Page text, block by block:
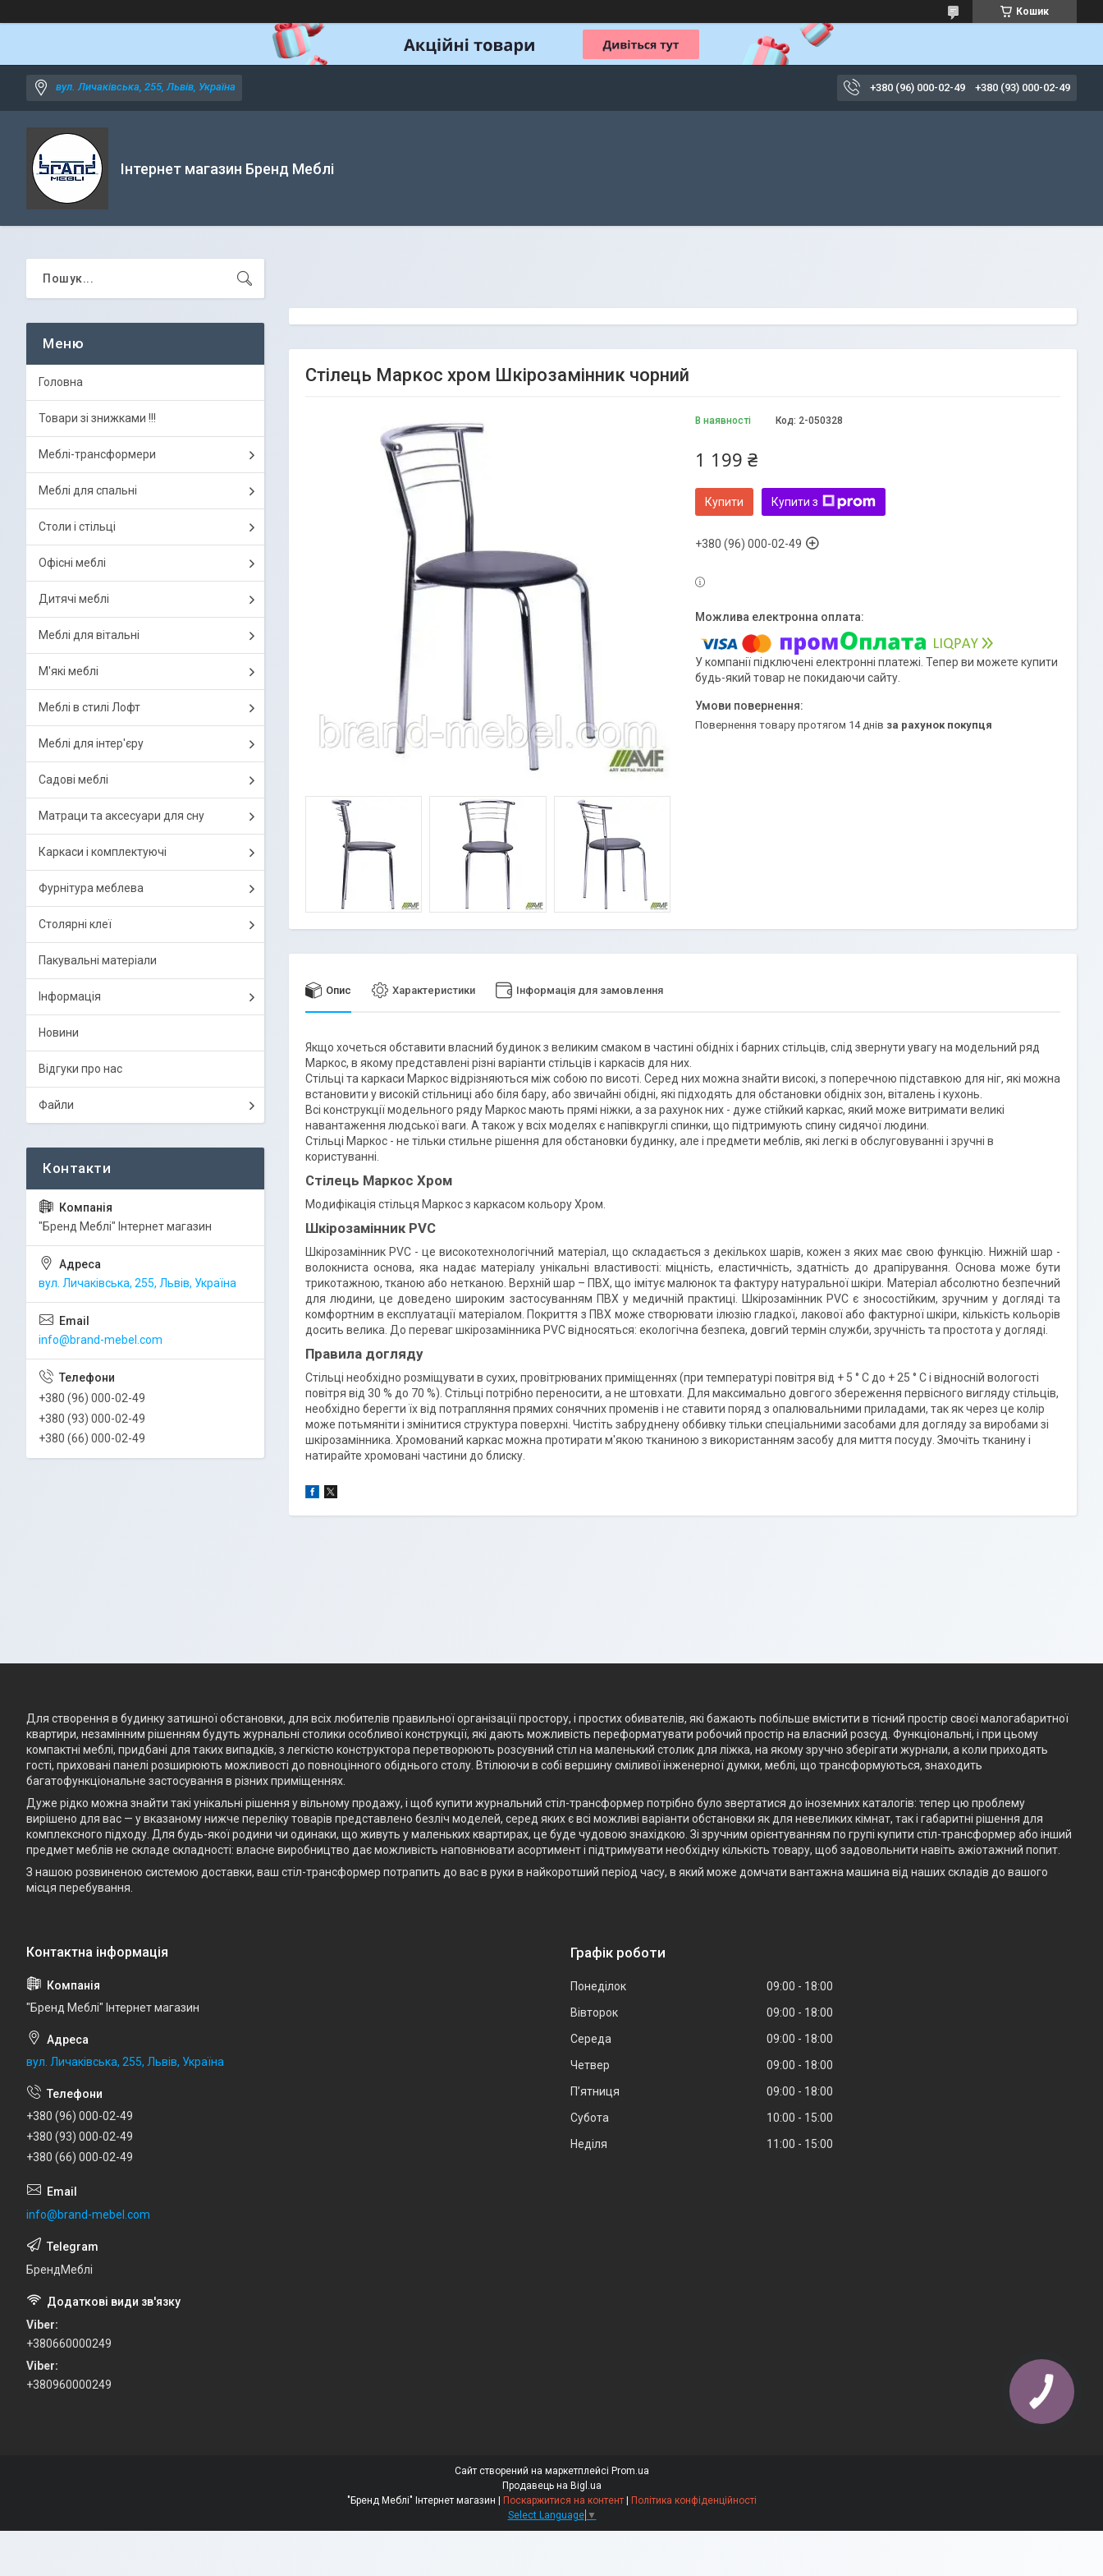
Кошик
вул. Личаківська, 255, Львів, Україна +380 (96) 000-02-49 +380 (93) 000-02-49
Інтернет магазин Бренд Меблі
Стілець Маркос хром Шкірозамінник чорний
В наявності Код: 2-050328
1 199 ₴
Купити Купити з
+380 (96) 000-02-49
У компанії підключені електронні платежі. Тепер ви можете купити
будь-який товар не покидаючи сайту.
повернення товару протягом 14 днів за рахунок покупця
Опис Характеристики Інформація для замовлення
Якщо хочеться обставити власний будинок з великим смаком в частині обідніх і барних стільців, слід звернути увагу на модельний ряд
Маркос, в якому представлені різні варіанти стільців і каркасів для них.
Стільці та каркаси Маркос відрізняються між собою по висоті. Серед них можна знайти високі, з поперечною підставкою для ніг, які можна
встановити у високій стільниці або біля бару, або звичайні обідні, які підходять для обстановки обідніх зон, віталень і кухонь.
Всі конструкції модельного ряду Маркос мають прямі ніжки, а за рахунок них - дуже стійкий каркас, який може витримати великі
навантаження людської ваги. А також у всіх моделях є напівкруглі спинки, що підтримують спину сидячої людини.
Стільці Маркос - не тільки стильне рішення для обстановки будинку, але і предмети меблів, які легкі в обслуговуванні і зручні в
користуванні.
Стілець Маркос Хром
Модифікація стільця Маркос з каркасом кольору Хром.
Шкірозамінник PVC
Шкірозамінник PVC - це високотехнологічний матеріал, що складається з декількох шарів, кожен з яких має свою функцію. Нижній шар -
волокниста основа, яка надає матеріалу унікальні властивості: міцність, еластичність, здатність до драпірування. Основа може бути
трикотажною, тканою або нетканою. Верхній шар – ПВХ, що імітує малюнок та фактуру натуральної шкіри. Матеріал абсолютно безпечний
для людини, це доведено широким застосуванням ПВХ у медичній практиці. Шкірозамінник PVC є зносостійким, зручним у догляді та
комфортним в експлуатації матеріалом. Покриття з ПВХ може створювати ілюзію гладкої, лакової або фактурної шкіри, кількість кольорів
досить велика. До переваг шкірозамінника PVC відносяться: екологічна безпека, довгий термін служби, зручність та простота у догляді.
Правила догляду
Стільці необхідно розміщувати в сухих, провітрюваних приміщеннях (при температурі повітря від + 5 ° C до + 25 ° C і відносній вологості
повітря від 30 % до 70 %). Стільці потрібно переносити, а не штовхати. Для максимально довгого збереження первісного вигляду стільців,
необхідно берегти їх від потрапляння прямих сонячних променів і не ставити поряд з опалювальними приладами, так як через це колір
може потьмяніти і змінитися структура поверхні. Чистіть забруднену оббивку тільки спеціальними засобами для догляду за виробами зі
шкірозамінника. Хромований каркас можна протирати м'якою тканиною з використанням засобу для миття посуду. Змочіть тканину і
натирайте хромовані частини до блиску.
Головна
Товари зі знижками !!!
Меблі-трансформери
Меблі для спальні
Столи і стільці
Офісні меблі
Дитячі меблі
Меблі для вітальні
М'які меблі
Меблі в стилі Лофт
Меблі для інтер'єру
Садові меблі
Матраци та аксесуари для сну
Каркаси і комплектуючі
Фурнітура меблева
Столярні клеї
Пакувальні матеріали
Інформація
Новини
Відгуки про нас
Файли
"Бренд Меблі" Інтернет магазин
вул. Личаківська, 255, Львів, Україна
info@brand-mebel.com
+380 (96) 000-02-49
+380 (93) 000-02-49
+380 (66) 000-02-49
Для створення в будинку затишної обстановки, для всіх любителів правильної організації простору, і простих обивателів, які бажають побільше вмістити в тісний простір своєї малогабаритної
квартири, незамінним рішенням будуть журнальні столики особливої конструкції, які дають можливість переформатувати робочий простір на власний розсуд. Функціональні, і при цьому
компактні меблі, придбані для таких випадків, з легкістю конструктора перетворюють розсувний стіл на маленький столик для ліжка, на якому зручно зберігати журнали, а коли приходять
гості, приховані панелі розширюють можливості до повноцінного обіднього столу. Втілюючи в собі вершину сміливої інженерної думки, меблі, що трансформуються, знаходить
багатофункціональне застосування в різних приміщеннях.
Дуже рідко можна знайти такі унікальні рішення у вільному продажу, і щоб купити журнальний стіл-трансформер потрібно було звертатися до іноземних каталогів: тепер цю проблему
вирішено для вас — у вказаному нижче переліку товарів представлено безліч моделей, серед яких є всі можливі варіанти обстановки як для невеликих кімнат, так і габаритні рішення для
комплексного підходу. Для будь-якої родини чи одинаки, що живуть у маленьких квартирах, це буде чудовою знахідкою. Зі зручним орієнтуванням по групі купити стіл-трансформер або інший
предмет меблів не складе складності: власне виробництво дає можливість наповнювати асортимент і підтримувати необхідну кількість товару, щоб задовольнити навіть ажіотажний попит.
З нашою розвиненою системою доставки, ваш стіл-трансформер потрапить до вас в руки в найкоротший період часу, в який може домчати вантажна машина від наших складів до вашого
місця перебування.
"Бренд Меблі" Інтернет магазин
вул. Личаківська, 255, Львів, Україна
+380 (96) 000-02-49
+380 (93) 000-02-49
+380 (66) 000-02-49
info@brand-mebel.com
БрендМеблі
Viber
+380660000249
Viber
+380960000249
Графік роботи
Понеділок 09:00
18:00
Вівторок
09:00
18:00
Середа
09:00
18:00
Четвер
09:00
18:00
Пʼятниця
09:00
18:00
Субота
10:00
15:00
Неділя
11:00 15:00
Сайт створений на маркетплейсі Prom.ua
Продавець на Bigl.ua
"Бренд Меблі" Інтернет магазин | Поскаржитися на контент | Політика конфіденційності
Select Language ▼